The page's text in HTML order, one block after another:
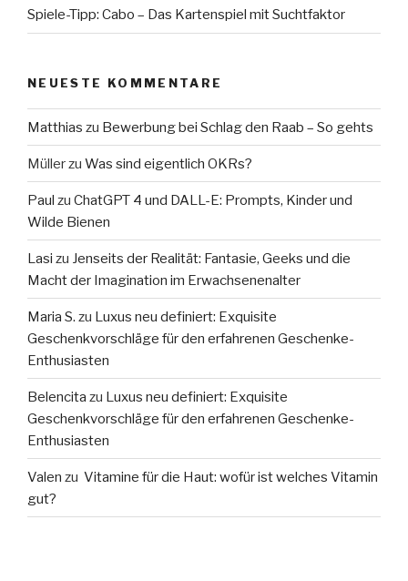
Spiele-Tipp: Cabo – Das Kartenspiel mit Suchtfaktor
NEUESTE KOMMENTARE
Matthias zu Bewerbung bei Schlag den Raab – So gehts
Müllerzu Was sind eigentlich OKRs?
Paul zu ChatGPT 4 und DALL-E: Prompts, Kinder und
Wilde Bienen
Lasi zu Jenseits der Realität: Fantasie, Geeks und die
Macht der Imagination im Erwachsenenalter
Maria S. zu Luxus neu definiert: Exquisite
Geschenkvorschläge für den erfahrenen Geschenke-
Enthusiasten
Belencita zu Luxus neu definiert: Exquisite
Geschenkvorschläge für den erfahrenen Geschenke-
Enthusiasten
Valen zu Vitamine für die Haut: wofür ist welches Vitamin
gut?